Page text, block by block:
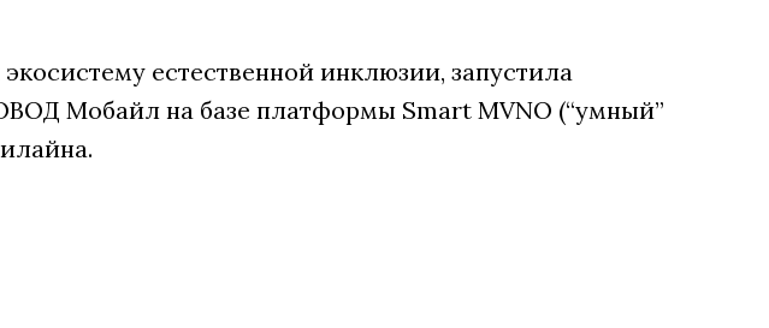
естественной инклюзии, запустила
Мобайл на базе платформы Smart MVNO (“умный”